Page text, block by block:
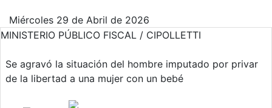
Miércoles 29 de Abril de 2026
MINISTERIO PÚBLICO FISCAL / CIPOLLETTI
Se agravó la situación del hombre imputado por privar
de la libertad a una mujer con un bebé